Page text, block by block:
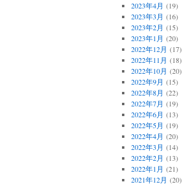
2023年4月 (19)
2023年3月 (16)
2023年2月 (15)
2023年1月 (20)
2022年12月 (17)
2022年11月 (18)
2022年10月 (20)
2022年9月 (15)
2022年8月 (22)
2022年7月 (19)
2022年6月 (13)
2022年5月 (19)
2022年4月 (20)
2022年3月 (14)
2022年2月 (13)
2022年1月 (21)
2021年12月 (20)